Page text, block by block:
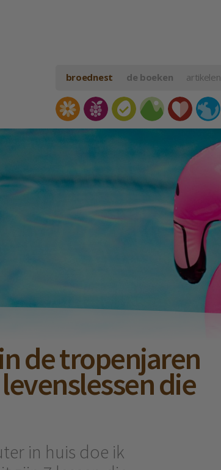
broednest de boeken artikelen
de tropenjaren
die
in huis doe ik